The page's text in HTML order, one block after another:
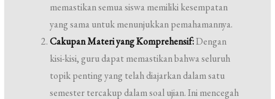
memastikan semua siswa memiliki kesempatan
yang sama untuk menunjukkan pemahamannya.
Cakupan Materi yang Komprehensif:Dengan
kisi-kisi, guru dapat memastikan bahwa seluruh
topik penting yang telah diajarkan dalam satu
semester tercakup dalam soal ujian. Ini mencegah